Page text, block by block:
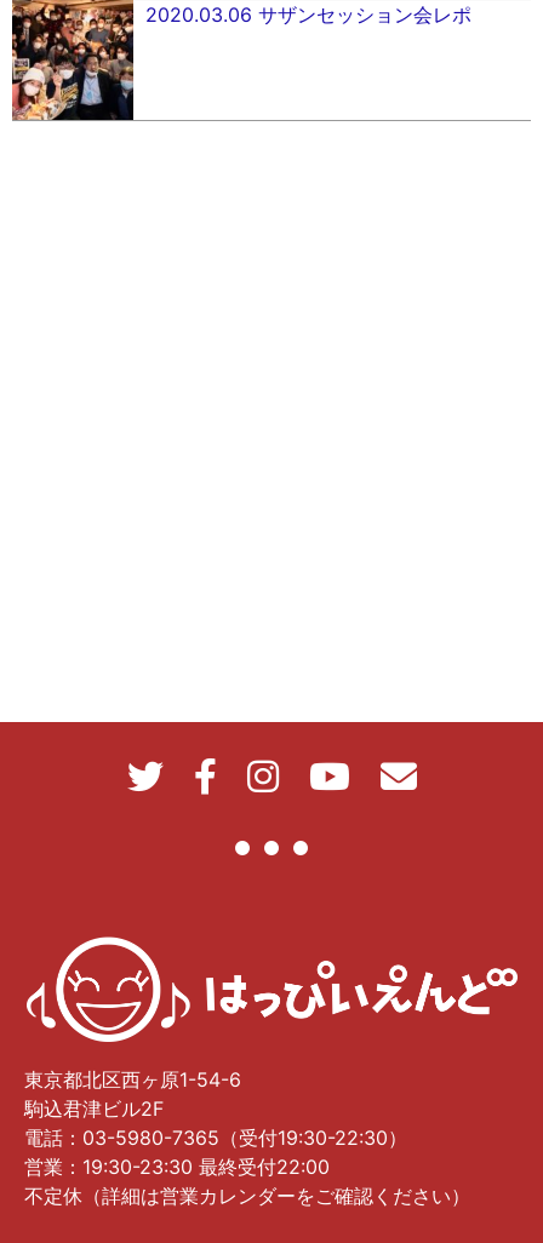
2020.03.06 サザンセッション会レポ
東京都北区西ヶ原1-54-6
駒込君津ビル2F
電話：03-5980-7365（受付19:30-22:30）
営業：19:30-23:30 最終受付22:00
不定休（詳細は営業カレンダーをご確認ください）